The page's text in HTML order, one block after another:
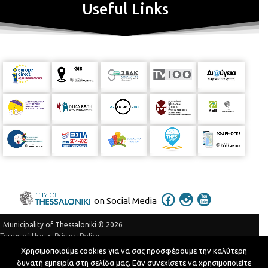
Useful Links
on Social Media
Municipality of Thessaloniki © 2026
Terms of Use
Privacy Policy
Telephone Catalog
Χρησιμοποιούμε cookies για να σας προσφέρουμε την καλύτερη
δυνατή εμπειρία στη σελίδα μας. Εάν συνεχίσετε να χρησιμοποιείτε